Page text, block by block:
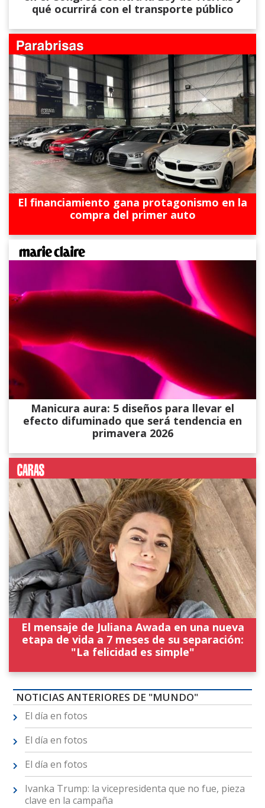
qué ocurrirá con el transporte público
El financiamiento gana protagonismo en la
compra del primer auto
Manicura aura: 5 diseños para llevar el
efecto difuminado que será tendencia en
primavera 2026
El mensaje de Juliana Awada en una nueva
etapa de vida a 7 meses de su separación:
"La felicidad es simple"
NOTICIAS ANTERIORES DE "MUNDO"
El día en fotos
El día en fotos
El día en fotos
Ivanka Trump: la vicepresidenta que no fue, pieza
clave en la campaña